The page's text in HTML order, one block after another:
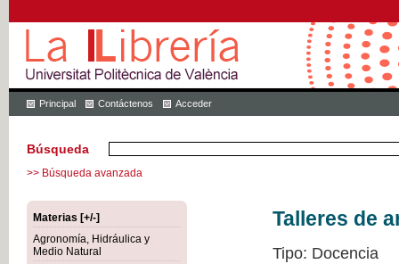
Principal Contáctenos Acceder
Búsqueda
>> Búsqueda avanzada
Materias [+/-]
Agronomía, Hidráulica y
Medio Natural
Talleres de
Tipo: Docencia